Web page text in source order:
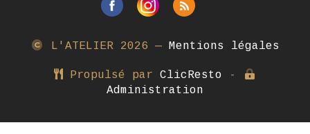
L'ATELIER 2026 — Mentions légales
Propulsé par ClicResto -
Administration